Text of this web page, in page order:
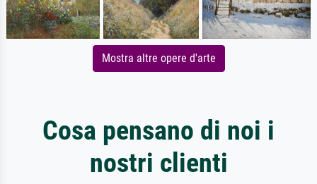
Mostra altre opere d'arte
Cosa pensano di noi i
nostri clienti